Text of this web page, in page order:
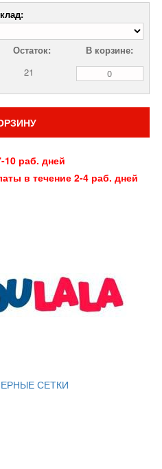
Остаток:
В корзине:
21
10 раб. дней
в течение 2-4 раб. дней
СЕТКИ